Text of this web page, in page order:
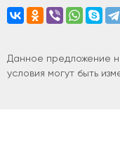
Данное предложение
условия могут быть